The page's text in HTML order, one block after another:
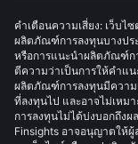
คำเตือนความเสี่ยง: เว็บไ
ผลิตภัณฑ์การลงทุนบางปร
หรือการแนะนำผลิตภัณฑ์ก
ตีความว่าเป็นการให้คำแ
ผลิตภัณฑ์การลงทุนมีความ
ที่ลงทุนไป และอาจไม่เหม
การลงทุนไม่ได้บ่งบอกถึง
Finsights อาจอนุญาตให้